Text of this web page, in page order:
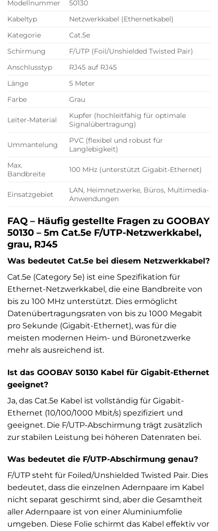
Modellnummer
50130
Kabeltyp
Netzwerkkabel (Ethernetkabel)
Kategorie
Cat.5e
Schirmung
F/UTP (Foil/Unshielded Twisted Pair)
Anschlusstyp
RJ45 auf RJ45
Länge
5 Meter
Farbe
Grau
Leiter-Material
Kupfer (hochleitfähig für optimale
Signalübertragung)
Ummantelung
PVC (flexibel und robust für
Langlebigkeit)
Max.
Bandbreite
100 MHz (unterstützt Gigabit-Ethernet)
Einsatzgebiet
LAN, Heimnetzwerke, Büros, Multimedia-
Anwendungen
FAQ – Häufig gestellte Fragen zu GOOBAY
50130 – 5m Cat.5e F/UTP-Netzwerkkabel,
grau, RJ45
Was bedeutet Cat.5e bei diesem Netzwerkkabel?
Cat.5e (Category 5e) ist eine Spezifikation für
Ethernet-Netzwerkkabel, die eine Bandbreite von
bis zu 100 MHz unterstützt. Dies ermöglicht
Datenübertragungsraten von bis zu 1000 Megabit
pro Sekunde (Gigabit-Ethernet), was für die
meisten modernen Heim- und Büronetzwerke
mehr als ausreichend ist.
Ist das GOOBAY 50130 Kabel für Gigabit-Ethernet
geeignet?
Ja, das Cat.5e Kabel ist vollständig für Gigabit-
Ethernet (10/100/1000 Mbit/s) spezifiziert und
geeignet. Die F/UTP-Abschirmung trägt zusätzlich
zur stabilen Leistung bei höheren Datenraten bei.
Was bedeutet die F/UTP-Abschirmung genau?
F/UTP steht für Foiled/Unshielded Twisted Pair. Dies
bedeutet, dass die einzelnen Adernpaare im Kabel
nicht separat geschirmt sind, aber die Gesamtheit
aller Adernpaare ist von einer Aluminiumfolie
umgeben. Diese Folie schirmt das Kabel effektiv vor